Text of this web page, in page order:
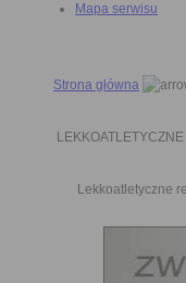
Mapa serwisu
Strona główna
Lekkoatletyczne